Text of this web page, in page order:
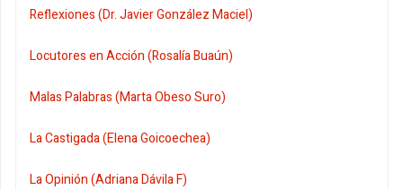
Reflexiones (Dr. Javier González Maciel)
Locutores en Acción (Rosalía Buaún)
Malas Palabras (Marta Obeso Suro)
La Castigada (Elena Goicoechea)
La Opinión (Adriana Dávila F)